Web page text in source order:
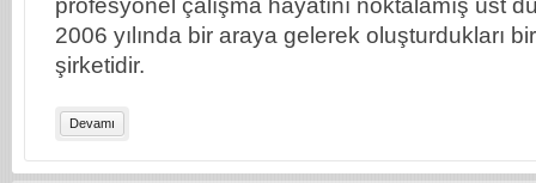
profesyonel çalışma hayatını noktalamış üst
2006 yılında bir araya gelerek oluşturdukları
şirketidir.
Devamı